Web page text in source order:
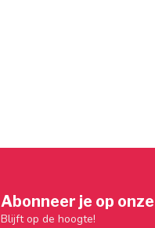
Abonneer je op
Blijft op de hoogte!